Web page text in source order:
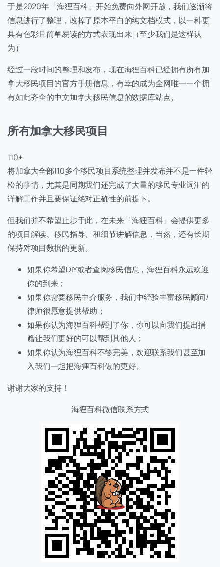
于是2020年「海狸百科」开始免费向外网开放，我们逐渐将
信息进行了整理，改掉了原本平白的纯文档模式，以一种更
具有色彩且简单易读的方式表现出来（至少我们是这样认
为）
经过一段时间的整理和发布，现在海狸百科已经拥有所有加
拿大移民项目的官方手册信息，有幸的成为全网唯一一个拥
有如此齐全的中文加拿大移民信息的数据库站点。
所有加拿大移民项目
110+
将加拿大全部110多个移民项目系统整理并发布并不是一件轻
松的事情，尤其是同期我们还完成了大量的移民专业词汇的
详解工作并且要保证绝对正确性的前提下。
但我们并不希望止步于此，在未来「海狸百科」会提供更多
的项目解读、移民指导、和细节讲解信息，当然，还有长期
保持对项目数据的更新。
如果你希望DIY或者查阅移民信息，海狸百科永远欢迎
你的到来；
如果你需要移民中介服务，我们中经验丰富移民顾问/
律师很愿意提供帮助；
如果你认为海狸百科帮到了你，你可以向我们提出捐
赠让我们更好的可以帮到其他人；
如果你认为海狸百科不够完美，欢迎联系我们甚至加
入我们一起把海狸百科做的更好。
谢谢大家的支持！
海狸百科微信联系方式